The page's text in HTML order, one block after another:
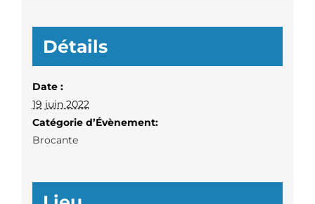
Détails
Date :
19 juin 2022
Catégorie d’Évènement:
Brocante